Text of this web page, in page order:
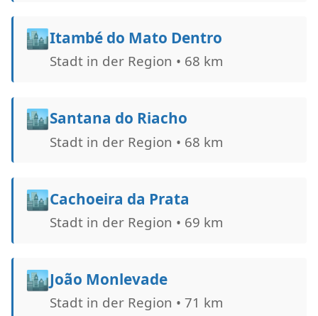
🏙️Itambé do Mato Dentro
Stadt in der Region • 68 km
🏙️Santana do Riacho
Stadt in der Region • 68 km
🏙️Cachoeira da Prata
Stadt in der Region • 69 km
🏙️João Monlevade
Stadt in der Region • 71 km